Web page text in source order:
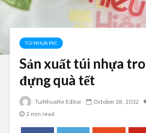
TÚI NHỰA PVC
Sản xuất túi nhựa
đựng quà tết
TuiNhuaRe Editor October 28, 2022
2 min read